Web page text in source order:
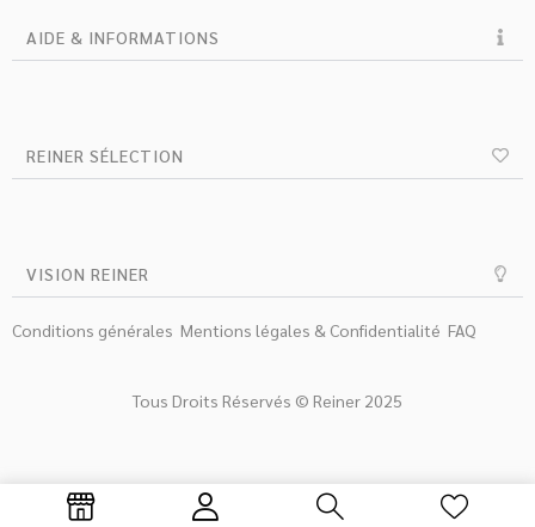
AIDE & INFORMATIONS
REINER SÉLECTION
VISION REINER
Conditions générales Mentions légales & Confidentialité FAQ
Tous Droits Réservés © Reiner 2025